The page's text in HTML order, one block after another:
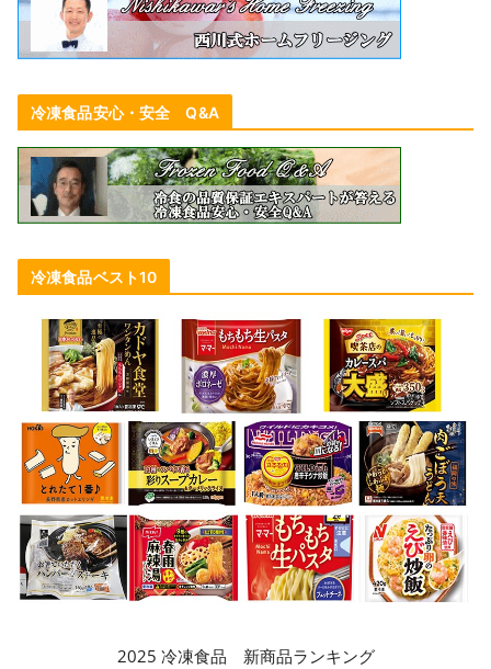
冷凍食品安心・安全 Q&A
冷凍食品ベスト10
2025 冷凍食品 新商品ランキング